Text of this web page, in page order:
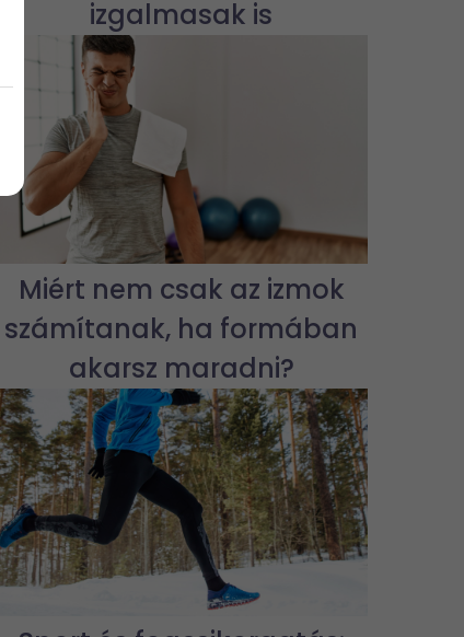
izgalmasak is
Miért nem csak az izmok
számítanak, ha formában
akarsz maradni?